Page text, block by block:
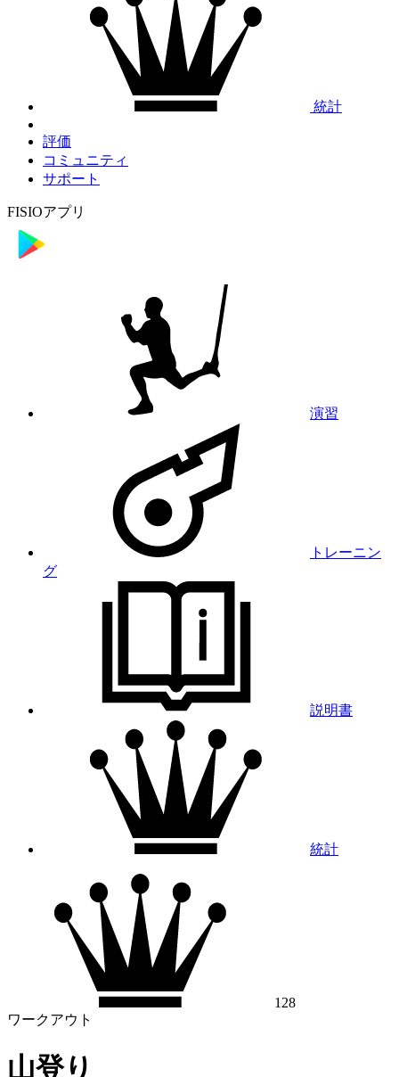
統計
評価
コミュニティ
サポート
FISIOアプリ
演習
トレーニン
グ
説明書
統計
128
ワークアウト
山登り